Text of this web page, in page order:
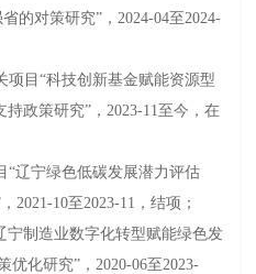
的对策研究”，2024-04至2024-
项目“科技创新基金赋能资源型
政策研究”，2023-11至今，在
“辽宁绿色低碳发展潜力评估
2021-10至2023-11，结项；
宁制造业数字化转型赋能绿色发
优化研究”，2020-06至2023-